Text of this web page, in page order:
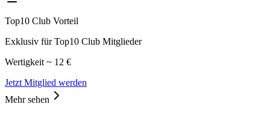
Top10 Club Vorteil
Exklusiv für Top10 Club Mitglieder
Wertigkeit ~ 12 €
Jetzt Mitglied werden
Mehr sehen